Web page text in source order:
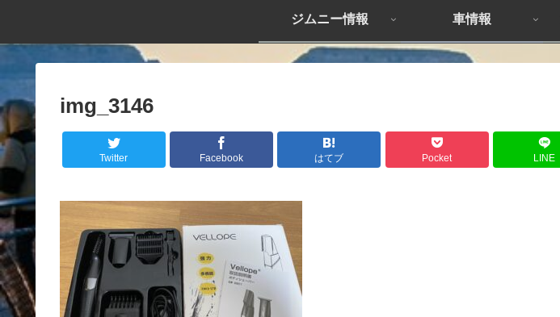
ジムニー情報 車情報
img_3146
Twitter Facebook はてブ Pocket LINE